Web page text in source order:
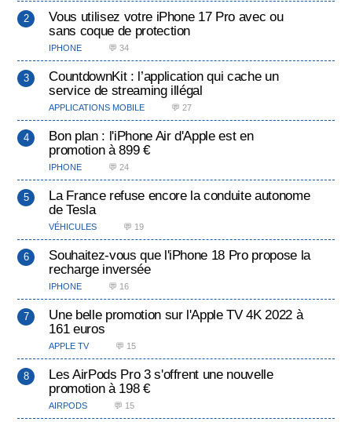
Vous utilisez votre iPhone 17 Pro avec ou
sans coque de protection
IPHONE 💬 34
CountdownKit : l’application qui cache un
service de streaming illégal
APPLICATIONS MOBILE 💬 27
Bon plan : l'iPhone Air d'Apple est en
promotion à 899 €
IPHONE 💬 24
La France refuse encore la conduite autonome
de Tesla
VÉHICULES 💬 19
Souhaitez-vous que l'iPhone 18 Pro propose la
recharge inversée
IPHONE 💬 16
Une belle promotion sur l'Apple TV 4K 2022 à
161 euros
APPLE TV 💬 15
Les AirPods Pro 3 s'offrent une nouvelle
promotion à 198 €
AIRPODS 💬 15